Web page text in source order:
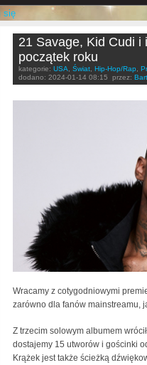
się
21 Savage, Kid Cudi i
początek roku
kategorie: USA Świat Hip-Hop/Rap
dodano: 2024-01-14 08:15 przez:
Wracamy z cotygodniowymi
zarówno dla fanów mainstreamu,
Z trzecim solowym albumem wrócił
dostajemy 15 utworów i gościnki
Krążek jest także ścieżką